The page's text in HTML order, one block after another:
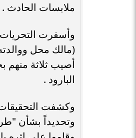
ملابسات الحادث .
​وأسفرت
(مالك محل
أصيب ثلاثة منهم
البارود .
​وكشفت التحقيقات
وتحديداً بشأن